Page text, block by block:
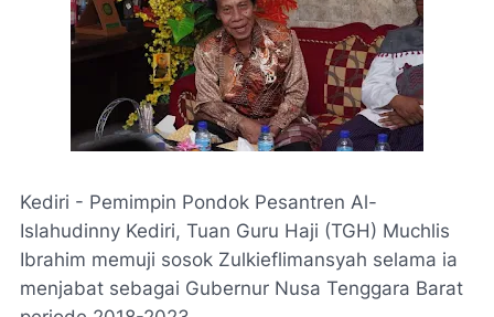
Kediri - Pemimpin Pondok Pesantren Al-
Islahudinny Kediri, Tuan Guru Haji (TGH) Muchlis
Ibrahim memuji sosok Zulkieflimansyah selama ia
menjabat sebagai Gubernur Nusa Tenggara Barat